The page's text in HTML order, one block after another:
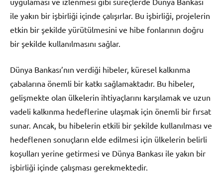
ile yakın bir işbirliği içinde çalışırlar. Bu işbirliği, projelerin
etkin bir şekilde yürütülmesini ve hibe fonlarının doğru
bir şekilde kullanılmasını sağlar.
Dünya Bankası’nın verdiği hibeler, küresel kalkınma
çabalarına önemli bir katkı sağlamaktadır. Bu hibeler,
gelişmekte olan ülkelerin ihtiyaçlarını karşılamak ve uzun
vadeli kalkınma hedeflerine ulaşmak için önemli bir fırsat
sunar. Ancak, bu hibelerin etkili bir şekilde kullanılması ve
hedeflenen sonuçların elde edilmesi için ülkelerin belirli
koşulları yerine getirmesi ve Dünya Bankası ile yakın bir
işbirliği içinde çalışması gerekmektedir.